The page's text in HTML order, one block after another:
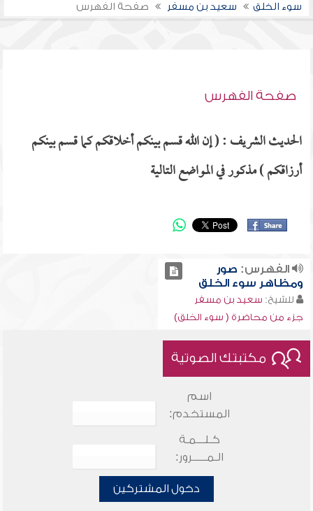
سوء الخلق
سعيد بن مسفر صفحة الفهرس
صفحة الفهرس
الحديث الشريف : ( إن الله قسم بينكم أخلاقكم كما قسم بينكم
أرزاقكم ) مذكور في المواضع التالية
الفهرس: صور
ومظاهر سوء الخلق
للشيخ: سعيد بن مسفر
جزء من محاضرة ( سوء الخلق)
مكتبتك الصوتية
اسم
المستخدم:
كـلـــمـة
الـمـــــرور:
دخول المشتركين